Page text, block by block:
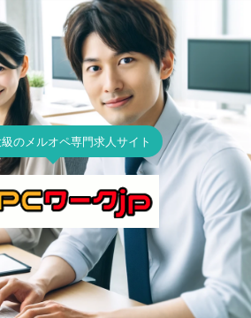
のメルオペ専門求人サイト